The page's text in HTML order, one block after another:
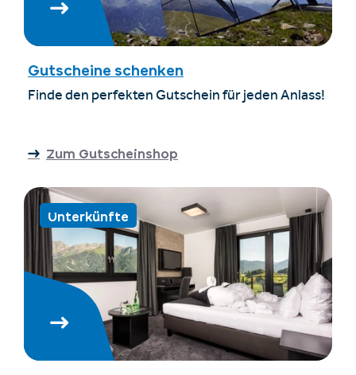
Gutscheine schenken
Finde den perfekten Gutschein für jeden Anlass!
Zum Gutscheinshop
Unterkünfte